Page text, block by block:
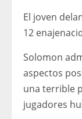
El joven
12
Solomon
aspectos
una terrible
jugadores